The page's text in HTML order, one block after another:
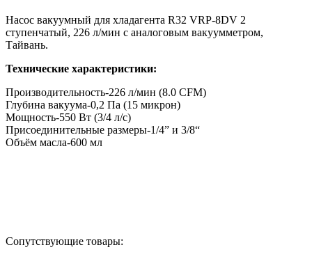
Насос вакуумный для хладагента R32 VRP-8DV 2
ступенчатый, 226 л/мин с аналоговым вакуумметром,
Тайвань.
Технические характеристики:
Производительность-226 л/мин (8.0 CFM)
Глубина вакуума-0,2 Па (15 микрон)
Мощность-550 Вт (3/4 л/с)
Присоединительные размеры-1/4” и 3/8“
Объём масла-600 мл
Сопутствующие товары: